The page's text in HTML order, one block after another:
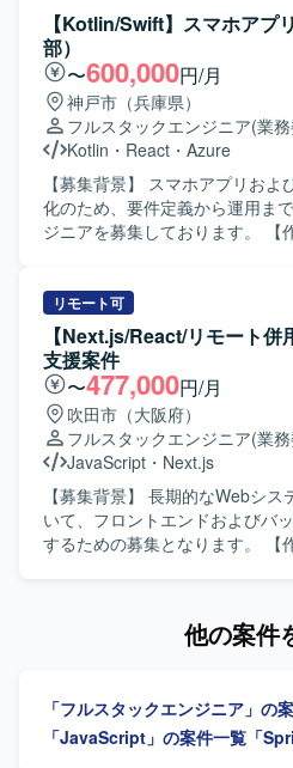
クトに参画することで、AWS基
する実践的な知見を幅広く獲得
正からプログラム改修、テスト
に関わることで、上流から下流
き、リードSEやクラウドエンジ
につながるポジションです。 【開発環境】 オンプレミス環
境からAWS環境への移行を前提
対象言語としてはwsf、vbs、
py、sql、jspなどのスクリプト言
す。インフラ面ではAWSサービ
定、移行設計、移行実行を行っ
プレミス環境のサーバー群の情
の構成を検討したうえで、移行
スト、実装を担当していただき
設計書などの各種ドキュメント
体を見渡しながらタスクを整理
【求める人物像】 自律的に業務
体を自分ごととして捉えながら
ます。既存システムの情報を丁
れを自ら発見して改善提案がで
成ができる方を歓迎いたします。 【ポジションの魅力】 オ
ンプレミスからクラウドへの移
計画策定から設計、実行まで一
きるため、インフラ移行に関す
高められる環境です。既存シス
築までを通して経験できるため
におけるリードエンジニアとし
げていただけます。 【開発環境】 オンプレミス環境から
AWS基盤への移行を前提とし
ステム群を対象とし、
考慮したネットワーク構成、セ
【Kotlin/Swift】スマホアプ
部）
〜600,000円/月
神戸市（兵庫県）
フルスタックエンジニア(業
Kotlin ・ React ・ Azure
【募集背景】 スマホアプリお
化のため、要件定義から運用ま
ジニアを募集しております。 【作業内容】 スマホアプリ
後の運用まで一連の工程をご担
ックに対応しつつ、バイブコー
用しながら、主体的に開発を推進
める人物像】 モバイルアプリと
持ち、自ら学びながら新しい開
方を求めております。関係者と
切にし、お客様との対話を通じ
を進められる方が望ましいです。 【ポジションの魅力】 モ
バイルアプリとWebアプリを横
開発経験を積むことができます
ディングなど新しい開発スタイ
Node.js）、クラウド環境（
リモート可
【Next.js/React/リモート
支援案件
〜477,000円/月
吹田市（大阪府）
フルスタックエンジニア(業
JavaScript ・ Next.js
【募集背景】 長期的なWebシ
いて、フロントエンドおよびバ
するための募集となります。 【作業内容】 既存および新規
や画面とのデータ連携も実装い
環境の構築やコンテナベースで
ます。仕様駆動開発やAI駆動開
他の案件
「フルスタックエンジニア」の
「JavaScript」の案件一覧 「